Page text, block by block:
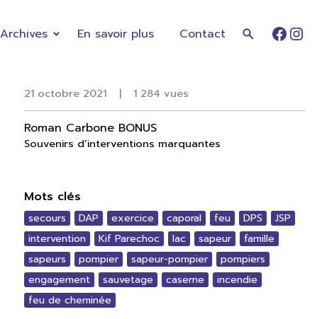
Archives En savoir plus Contact
21 octobre 2021 | 1 284 vues
Roman Carbone BONUS
Souvenirs d’interventions marquantes
Mots clés
secours DAP exercice caporal feu DPS
JSP
intervention
Kif Parechoc lac sapeur
famille
sapeurs
pompier sapeur-pompier
pompiers
engagement
sauvetage caserne
incendie
feu de cheminée